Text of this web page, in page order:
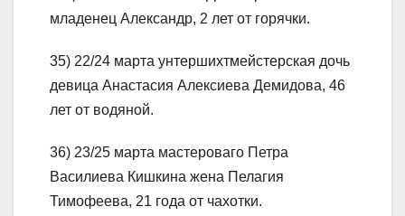
младенец Александр, 2 лет от горячки.
35) 22/24 марта унтершихтмейстерская дочь
девица Анастасия Алексиева Демидова, 46
лет от водяной.
36) 23/25 марта мастероваго Петра
Василиева Кишкина жена Пелагия
Тимофеева, 21 года от чахотки.